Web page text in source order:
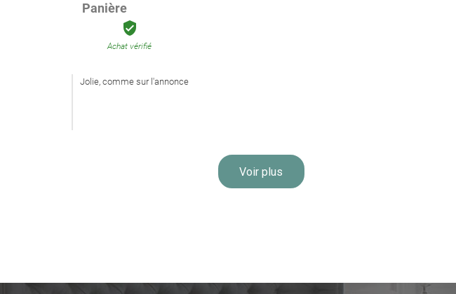
Panière

Achat vérifié
Jolie, comme sur l'annonce
Voir plus